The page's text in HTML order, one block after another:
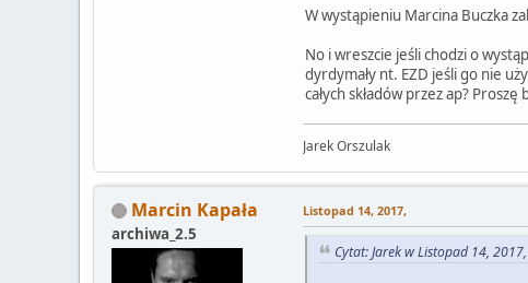
W wystąpieniu Marcina Buczka
No i wreszcie jeśli chodzi o
dyrdymały nt. EZD jeśli go nie
całych składów przez ap?
Jarek Orszulak
Marcin Kapała
archiwa_2.5
Listopad 14, 2017,
Cytat: Jarek w Listopad 14, 2017,